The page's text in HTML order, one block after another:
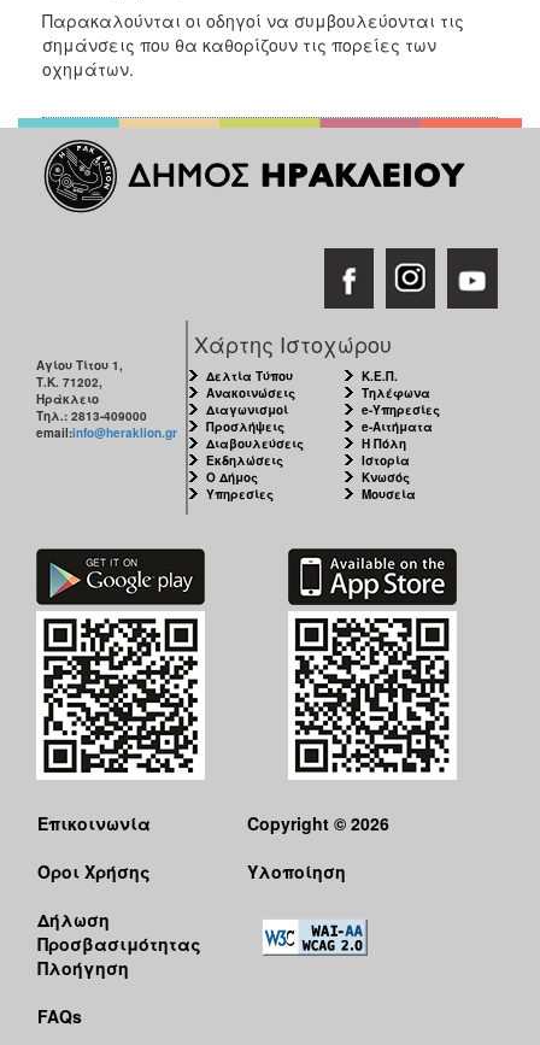
Παρακαλούνται οι οδηγοί να συμβουλεύονται τις
σημάνσεις που θα καθορίζουν τις πορείες των
οχημάτων.
Αγίου Τίτου 1,
Τ.Κ. 71202,
Ηράκλειο
Τηλ.: 2813-409000
email:info@heraklion.gr
Χάρτης Ιστοχώρου
Δελτία Τύπου
Ανακοινώσεις
Διαγωνισμοί
Προσλήψεις
Διαβουλεύσεις
Εκδηλώσεις
Ο Δήμος
Υπηρεσίες
Κ.Ε.Π.
Τηλέφωνα
e-Υπηρεσίες
e-Αιτήματα
Η Πόλη
Ιστορία
Κνωσός
Μουσεία
Επικοινωνία
Όροι Χρήσης
Δήλωση
Προσβασιμότητας
Πλοήγηση
FAQs
Copyright © 2026
Υλοποίηση